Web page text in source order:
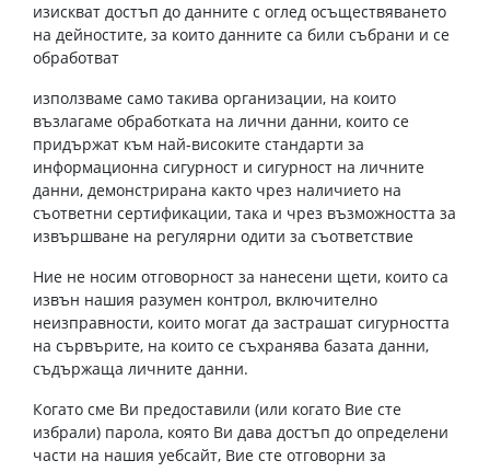
изискват достъп до данните с оглед осъществяването
на дейностите, за които данните са били събрани и се
обработват
използваме само такива организации, на които
възлагаме обработката на лични данни, които се
придържат към най-високите стандарти за
информационна сигурност и сигурност на личните
данни, демонстрирана както чрез наличието на
съответни сертификации, така и чрез възможността за
извършване на регулярни одити за съответствие
Ние не носим отговорност за нанесени щети, които са
извън нашия разумен контрол, включително
неизправности, които могат да застрашат сигурността
на сървърите, на които се съхранява базата данни,
съдържаща личните данни.
Когато сме Ви предоставили (или когато Вие сте
избрали) парола, която Ви дава достъп до определени
части на нашия уебсайт, Вие сте отговорни за